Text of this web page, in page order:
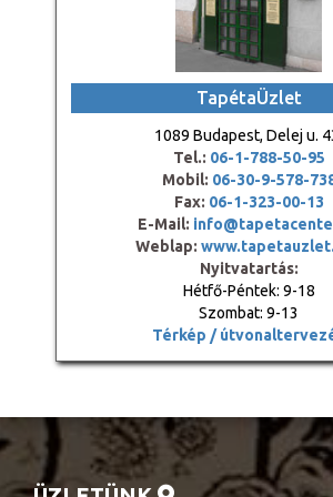
TapétaÜzlet
1089 Budapest, Delej u.
Tel.: 06-1-788-50-95
Mobil: 06-30-9-578-
Fax: 06-1-323-00-13
E-Mail:
Weblap:
Nyitvatartás:
Hétfő-Péntek: 9-18
Szombat: 9-13
Térkép /